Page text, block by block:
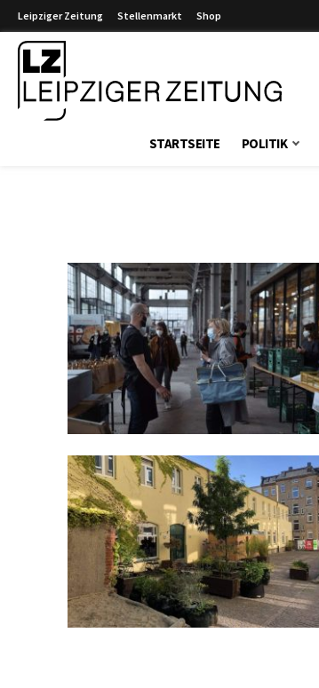
Leipziger Zeitung Stellenmarkt Shop
STARTSEITE POLITIK